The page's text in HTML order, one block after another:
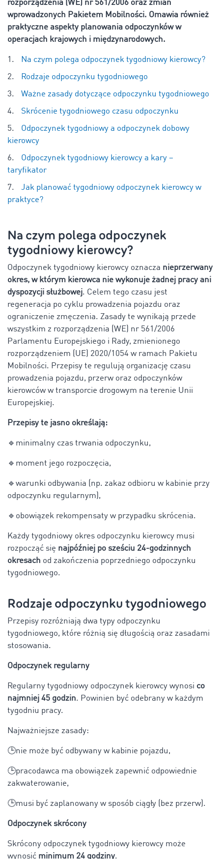
rozporządzenia (WE) nr 561/2006 oraz zmian
wprowadzonych Pakietem Mobilności. Omawia również
praktyczne aspekty planowania odpoczynków w
operacjach krajowych i międzynarodowych.
Na czym polega odpoczynek tygodniowy kierowcy?
Rodzaje odpoczynku tygodniowego
Ważne zasady dotyczące odpoczynku tygodniowego
Skrócenie tygodniowego czasu odpoczynku
Odpoczynek tygodniowy a odpoczynek dobowy
kierowcy
Odpoczynek tygodniowy kierowcy a kary –
taryfikator
Jak planować tygodniowy odpoczynek kierowcy w
praktyce?
Na czym polega odpoczynek
tygodniowy kierowcy?
Odpoczynek tygodniowy kierowcy oznacza nieprzerwany
okres, w którym kierowca nie wykonuje żadnej pracy ani
dyspozycji służbowej. Celem tego czasu jest
regeneracja po cyklu prowadzenia pojazdu oraz
ograniczenie zmęczenia. Zasady te wynikają przede
wszystkim z rozporządzenia (WE) nr 561/2006
Parlamentu Europejskiego i Rady, zmienionego
rozporządzeniem (UE) 2020/1054 w ramach Pakietu
Mobilności. Przepisy te regulują organizację czasu
prowadzenia pojazdu, przerw oraz odpoczynków
kierowców w transporcie drogowym na terenie Unii
Europejskiej.
Przepisy te jasno określają:
🔹 minimalny czas trwania odpoczynku,
🔹 moment jego rozpoczęcia,
🔹 warunki odbywania (np. zakaz odbioru w kabinie przy
odpoczynku regularnym),
🔹 obowiązek rekompensaty w przypadku skrócenia.
Każdy tygodniowy okres odpoczynku kierowcy musi
rozpocząć się najpóźniej po sześciu 24-godzinnych
okresach od zakończenia poprzedniego odpoczynku
tygodniowego.
Rodzaje odpoczynku tygodniowego
Przepisy rozróżniają dwa typy odpoczynku
tygodniowego, które różnią się długością oraz zasadami
stosowania.
Odpoczynek regularny
Regularny tygodniowy odpoczynek kierowcy wynosi co
najmniej 45 godzin. Powinien być odebrany w każdym
tygodniu pracy.
Najważniejsze zasady:
🕒nie może być odbywany w kabinie pojazdu,
🕒pracodawca ma obowiązek zapewnić odpowiednie
zakwaterowanie,
🕒musi być zaplanowany w sposób ciągły (bez przerw).
Odpoczynek skrócony
Skrócony odpoczynek tygodniowy kierowcy może
wynosić minimum 24 godziny.